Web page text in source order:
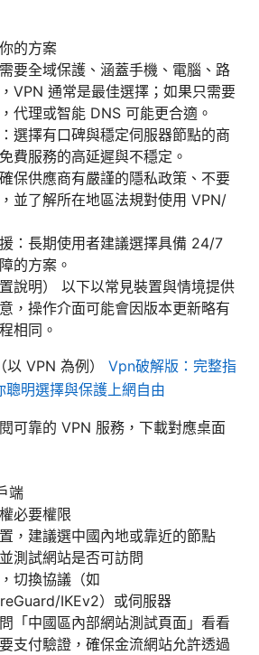
的方案
要全域保護、涵蓋手機、電腦、路
VPN 通常是最佳選擇；如果只需要
代理或智能 DNS 可能更合適。
選擇有口碑與穩定伺服器節點的商
費服務的高延遲與不穩定。
保供應商有嚴謹的隱私政策、不要
並了解所在地區法規對使用 VPN/
：長期使用者建議選擇具備 24/7
的方案。
說明） 以下以常見裝置與情境提供
，操作介面可能會因版本更新略有
相同。
VPN 為例） Vpn破解版：完整指
聰明選擇與保護上網自由
可靠的 VPN 服務，下載對應桌面
端
必要權限
，建議選中國內地或靠近的節點
測試網站是否可訪問
切換協議（如
IKEv2）或伺服器
「中國區內部網站測試頁面」看看
支付驗證，確保金流網站允許透過